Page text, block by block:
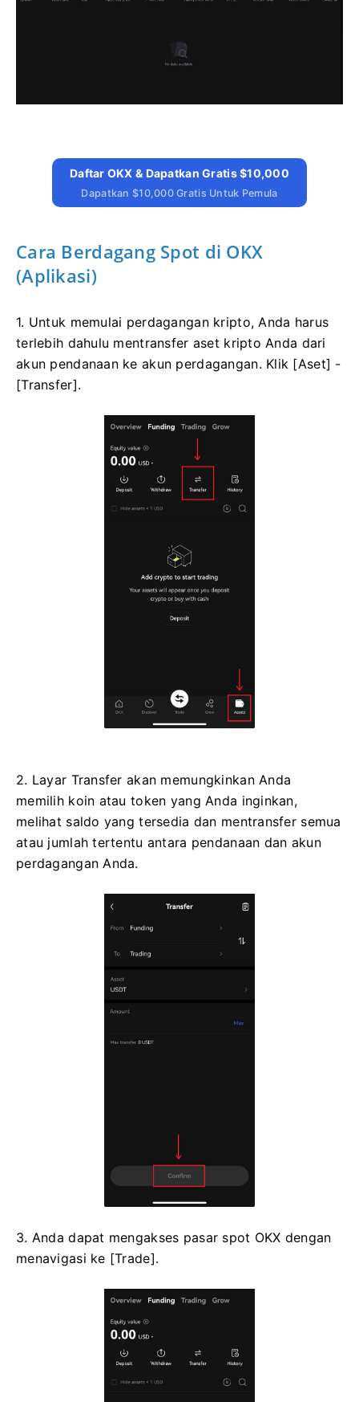
Daftar OKX & Dapatkan Gratis $10,000
Dapatkan $10,000 Gratis Untuk Pemula
Cara Berdagang Spot di OKX
(Aplikasi)
1. Untuk memulai perdagangan kripto, Anda harus
terlebih dahulu mentransfer aset kripto Anda dari
akun pendanaan ke akun perdagangan. Klik [Aset] -
[Transfer].
2. Layar Transfer akan memungkinkan Anda
memilih koin atau token yang Anda inginkan,
melihat saldo yang tersedia dan mentransfer semua
atau jumlah tertentu antara pendanaan dan akun
perdagangan Anda.
3. Anda dapat mengakses pasar spot OKX dengan
menavigasi ke [Trade].